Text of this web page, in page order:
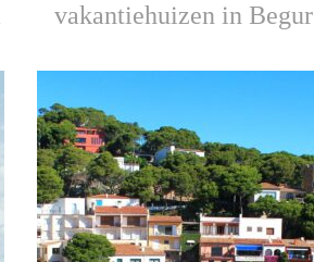
vakantiehuizen in Begur